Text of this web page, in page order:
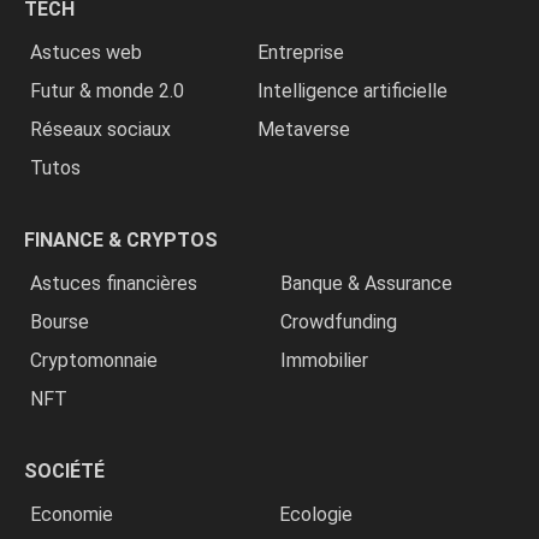
TECH
Astuces web
Entreprise
Futur & monde 2.0
Intelligence artificielle
Réseaux sociaux
Metaverse
Tutos
FINANCE & CRYPTOS
Astuces financières
Banque & Assurance
Bourse
Crowdfunding
Cryptomonnaie
Immobilier
NFT
SOCIÉTÉ
Economie
Ecologie